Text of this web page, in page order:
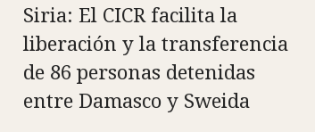
Siria: El CICR facilita la
liberación y la transferencia
de 86 personas detenidas
entre Damasco y Sweida